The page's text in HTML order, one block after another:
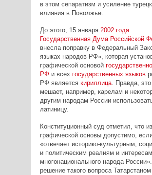
в этом сепаратизм и усиление
влияния в Поволжье.
До этого, 15 января 2002 года
Государственная Дума Российской
внесла поправку в Федеральный
языках народов РФ», которая
графической основой
РФи всех государственных языков
РФ является кириллица. Правда, это
мешает, например, карелам и
другим народам России
латиницу.
Конституционный суд отметил, что
графической основы допустимо,
«отвечает историко-культурным,
и политическим реалиям и интересам
многонационального народа
решение такого вопроса